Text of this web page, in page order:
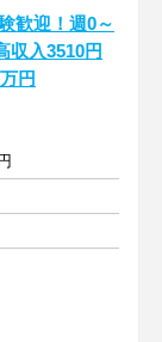
歓迎！週0～
入3510円
円